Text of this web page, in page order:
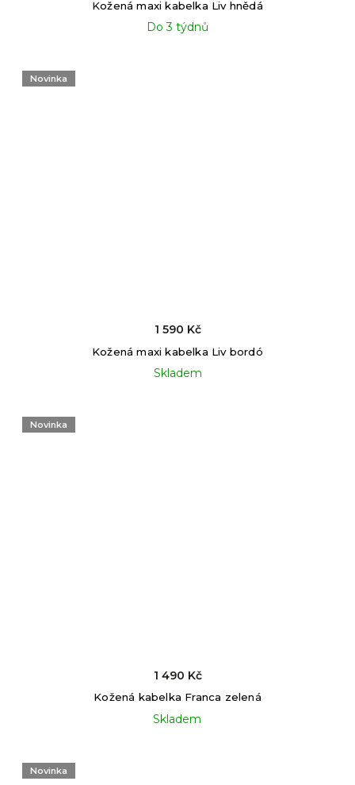
Kožená maxi kabelka Liv hnědá
Do 3 týdnů
Novinka
Kožená maxi kabelka Liv bordó
Skladem
1 590 Kč
Novinka
Kožená kabelka Franca zelená
Skladem
1 490 Kč
Novinka